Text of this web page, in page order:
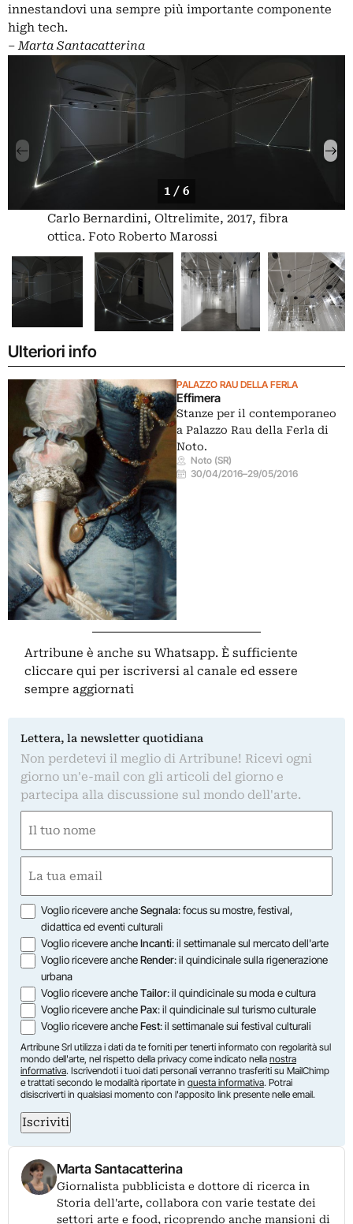
innestandovi una sempre più importante componente
high tech.
–Marta Santacatterina
1 / 6
Carlo Bernardini, Oltrelimite, 2017, fibra
ottica. Foto Roberto Marossi
Ulteriori info
PALAZZO RAU DELLA FERLA
Effimera
Stanze per il contemporaneo
a Palazzo Rau della Ferla di
Noto.
Noto (SR)
30/04/2016–29/05/2016
Artribune è anche su Whatsapp. È sufficiente
cliccare qui per iscriversi al canale ed essere
sempre aggiornati
Lettera, la newsletter quotidiana
Non perdetevi il meglio di Artribune! Ricevi ogni
giorno un'e-mail con gli articoli del giorno e
partecipa alla discussione sul mondo dell'arte.
(Required)
(Required)
Opzioni
Voglio ricevere ancheSegnala: focus su mostre, festival,
didattica ed eventi culturali
Voglio ricevere ancheIncanti: il settimanale sul mercato dell'arte
Voglio ricevere ancheRender: il quindicinale sulla rigenerazione
urbana
Voglio ricevere ancheTailor: il quindicinale su moda e cultura
Voglio ricevere anchePax: il quindicinale sul turismo culturale
Voglio ricevere ancheFest: il settimanale sui festival culturali
Artribune Srl utilizza i dati da te forniti per tenerti informato con regolarità sul
mondo dell'arte, nel rispetto della privacy come indicato nella nostra
informativa. Iscrivendoti i tuoi dati personali verranno trasferiti su MailChimp
e trattati secondo le modalità riportate in questa informativa. Potrai
disiscriverti in qualsiasi momento con l'apposito link presente nelle email.
Iscriviti
Marta Santacatterina
Giornalista pubblicista e dottore di ricerca in
Storia dell'arte, collabora con varie testate dei
settori arte e food, ricoprendo anche mansioni di